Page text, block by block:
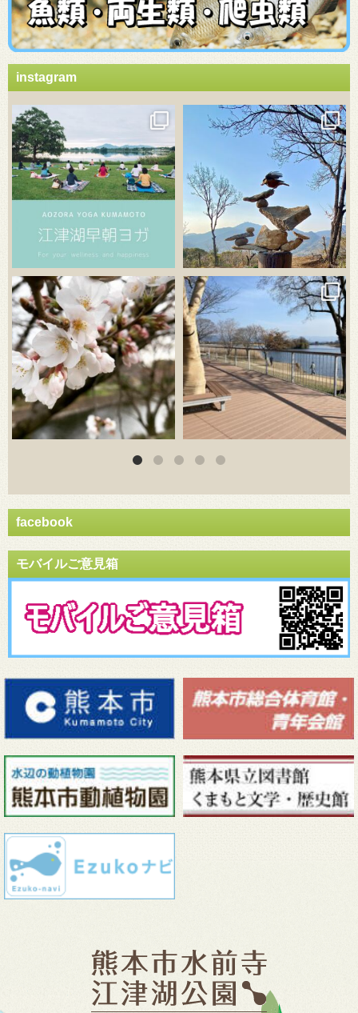
instagram
3月 20
3月 18
3月 18
facebook
モバイルご意見箱